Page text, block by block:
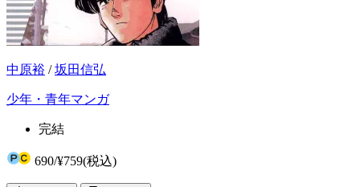
中原裕 /坂田信弘
少年・青年マンガ
完結
690/¥759(税込)